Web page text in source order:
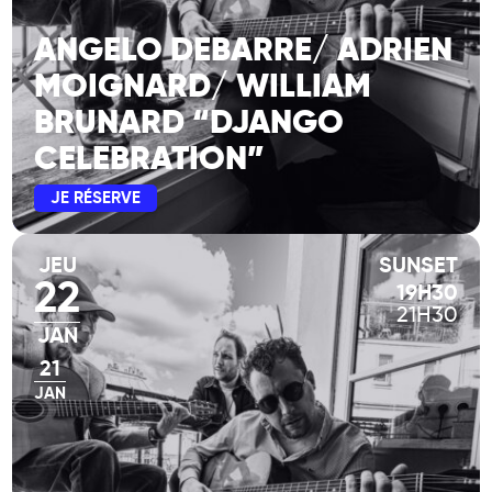
ANGELO DEBARRE/ ADRIEN
MOIGNARD/ WILLIAM
BRUNARD “DJANGO
CELEBRATION”
JE RÉSERVE
JEU
22
JAN
21
JAN
SUNSET
19H30
21H30